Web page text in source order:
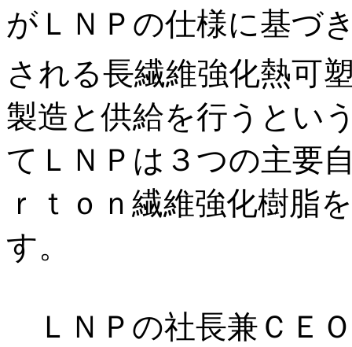
がＬＮＰの仕様に基づ
される長繊維強化熱可
製造と供給を行うとい
てＬＮＰは３つの主要
ｒｔｏｎ繊維強化樹脂
す。
ＬＮＰの社長兼ＣＥ